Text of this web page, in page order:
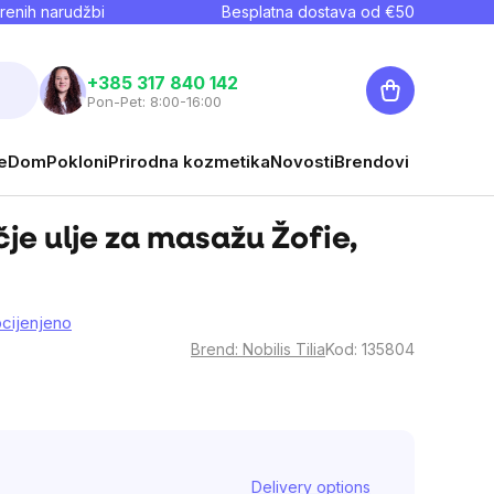
narudžbi Besplatna dostava od €50
+385 317 840 142
Pon-Pet: 8:00-16:00
Košarica
DomPokloniPrirodna kozmetikaNovostiBrendovi
ulje za masažu Žofie,
Brend: Nobilis TiliaKod: 135804
Delivery options